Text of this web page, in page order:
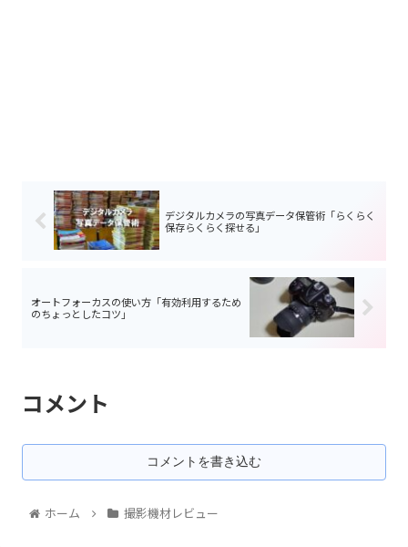
デジタルカメラの写真データ保管術「らくらく
保存らくらく探せる」
オートフォーカスの使い方「有効利用するため
のちょっとしたコツ」
コメント
コメントを書き込む
ホーム 撮影機材レビュー